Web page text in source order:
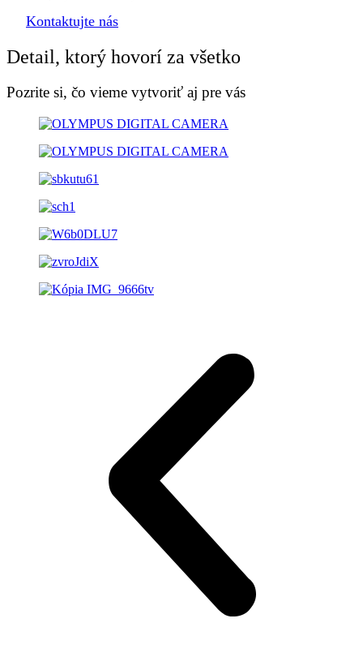
Kontaktujte nás
Detail, ktorý hovorí za všetko
Pozrite si, čo vieme vytvoriť aj pre vás